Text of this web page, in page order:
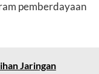
pemberdayaan
Jaringan